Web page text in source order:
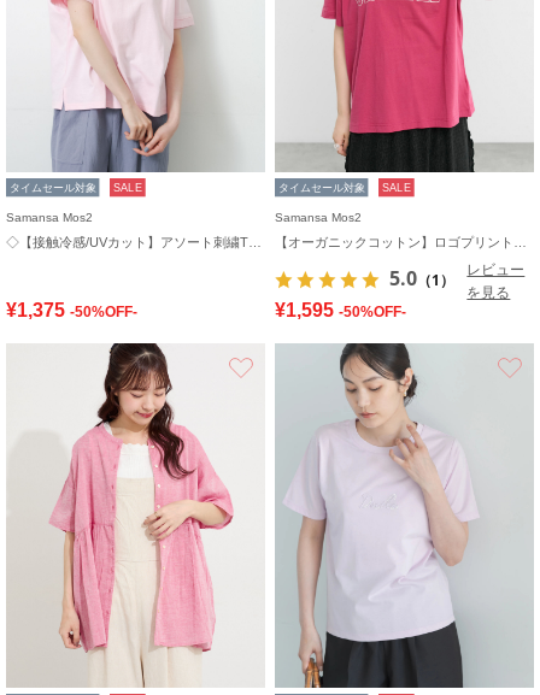
タイムセール対象 SALE
Samansa Mos2
¥1,375 -50%OFF-
タイムセール対象 SALE
Samansa Mos2
5.0 （1）
レビュー
を見る
¥1,595 -50%OFF-